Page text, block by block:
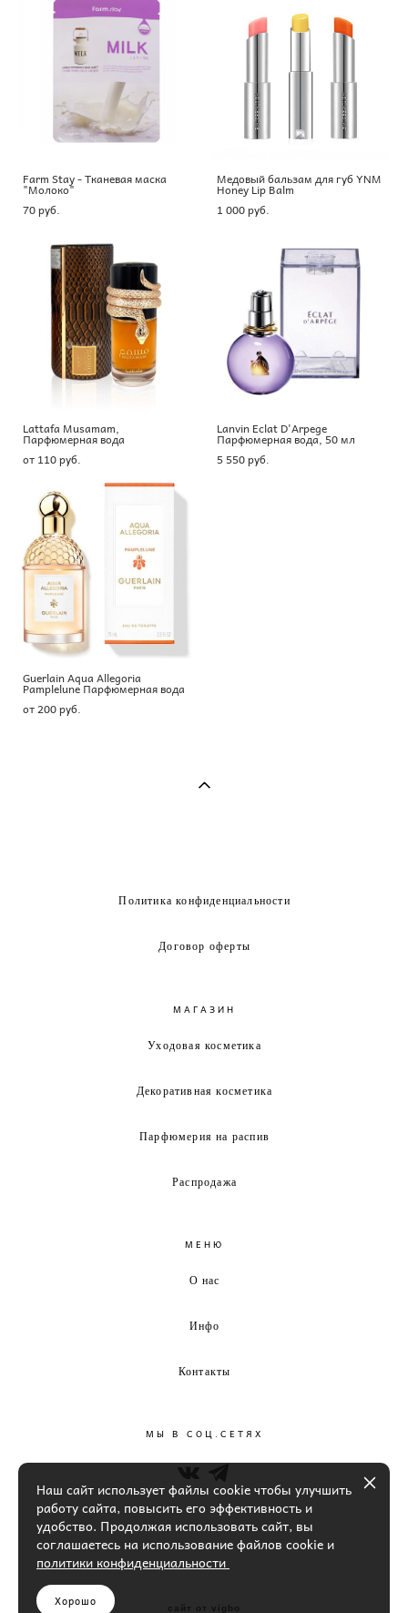
Farm Stay - Тканевая маска
"Молоко"
70 pуб.
Медовый бальзам для губ YNM
Honey Lip Balm
1 000 pуб.
Lattafa Musamam,
Парфюмерная вода
от 110 pуб.
Lanvin Eclat D'Arpege
Парфюмерная вода, 50 мл
5 550 pуб.
Guerlain Aqua Allegoria
Pamplelune Парфюмерная вода
от 200 pуб.
Политика конфиденциальности
Договор оферты
МАГАЗИН
Уходовая косметика
Декоративная косметика
Парфюмерия на распив
Распродажа
МЕНЮ
О нас
Инфо
Контакты
МЫ В СОЦ.СЕТЯХ
сайт от vigbo
Наш сайт использует файлы cookie чтобы улучшить
работу сайта, повысить его эффективность и
удобство. Продолжая использовать сайт, вы
соглашаетесь на использование файлов cookie и
политики конфиденциальности
Хорошо